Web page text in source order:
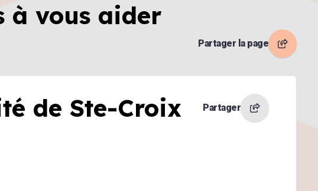
à vous aider
Partager la page
de Ste-Croix Partager